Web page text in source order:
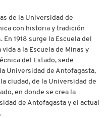
de la Universidad de
con historia y tradición
1918 surge la Escuela del
a la Escuela de Minas y
del Estado, sede
Universidad de Antofagasta,
ciudad, de la Universidad de
en donde se crea la
de Antofagasta y el actual